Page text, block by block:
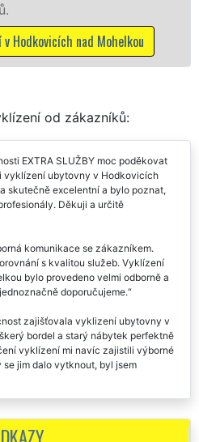
Mám zájem o
od zákazníků:
EXTRA SLUŽBY moc poděkovat
vyklízení ubytovny v Hodkovicích
skutečně excelentní a bylo poznat,
Děkuji a určitě
komunikace se zákazníkem.
s kvalitou služeb. Vyklízení
bylo provedeno velmi odborně a
doporučujeme.
zajišťovala vyklizení ubytovny v
bordel a starý nábytek perfektně
vyklízení mi navíc zajistili výborné
jim dalo vytknout, byl jsem
můžeme vřele doporučit.